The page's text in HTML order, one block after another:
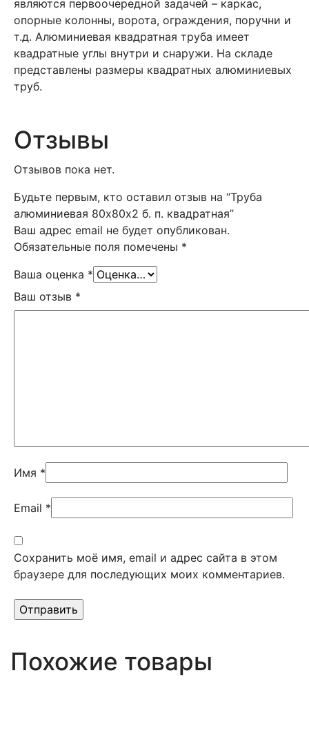
являются первоочередной задачей – каркас,
опорные колонны, ворота, ограждения, поручни и
т.д. Алюминиевая квадратная труба имеет
квадратные углы внутри и снаружи. На складе
представлены размеры квадратных алюминиевых
труб.
Отзывы
Отзывов пока нет.
Будьте первым, кто оставил отзыв на “Труба
алюминиевая 80х80х2 б. п. квадратная”
Ваш адрес email не будет опубликован.
Обязательные поля помечены *
Ваша оценка *
Ваш отзыв *
Имя *
Email *
Сохранить моё имя, email и адрес сайта в этом
браузере для последующих моих комментариев.
Похожие товары